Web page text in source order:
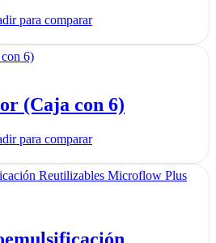
para comparar
(Caja con 6)
para comparar